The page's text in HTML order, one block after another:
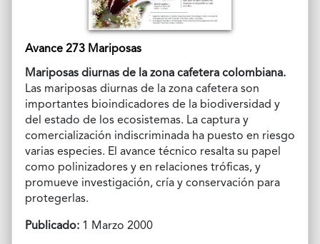
Avance 273 Mariposas
Mariposas diurnas de la zona cafetera colombiana.
Las mariposas diurnas de la zona cafetera son
importantes bioindicadores de la biodiversidad y
del estado de los ecosistemas. La captura y
comercialización indiscriminada ha puesto en riesgo
varias especies. El avance técnico resalta su papel
como polinizadores y en relaciones tróficas, y
promueve investigación, cría y conservación para
protegerlas.
Publicado:1 Marzo 2000